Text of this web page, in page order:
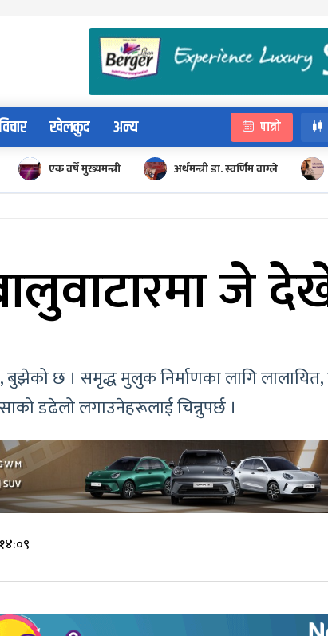
खेलकुद अन्य पात्रो
एक वर्षे मुख्यमन्त्री अर्थमन्त्री डा. स्वर्णिम वाग्ले
जे
छ । समृद्ध मुलुक निर्माणका लागि
डढेलो लगाउनेहरूलाई चिन्नुपर्छ ।